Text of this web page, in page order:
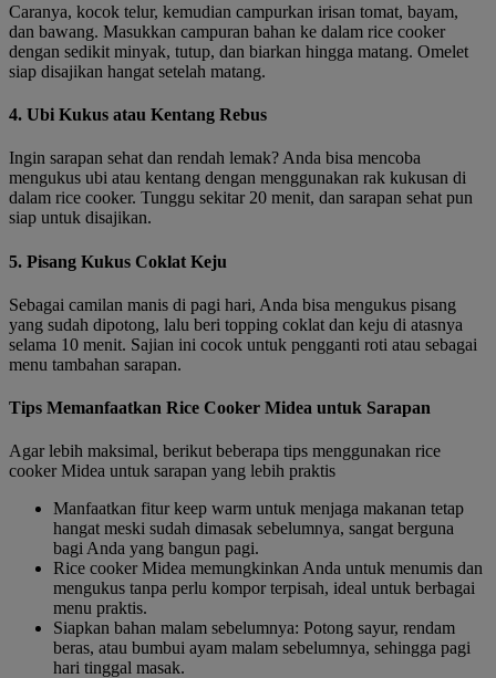
Caranya, kocok telur, kemudian campurkan irisan tomat, bayam,
dan bawang. Masukkan campuran bahan ke dalam rice cooker
dengan sedikit minyak, tutup, dan biarkan hingga matang. Omelet
siap disajikan hangat setelah matang.
4. Ubi Kukus atau Kentang Rebus
Ingin sarapan sehat dan rendah lemak? Anda bisa mencoba
mengukus ubi atau kentang dengan menggunakan rak kukusan di
dalam rice cooker. Tunggu sekitar 20 menit, dan sarapan sehat pun
siap untuk disajikan.
5. Pisang Kukus Coklat Keju
Sebagai camilan manis di pagi hari, Anda bisa mengukus pisang
yang sudah dipotong, lalu beri topping coklat dan keju di atasnya
selama 10 menit. Sajian ini cocok untuk pengganti roti atau sebagai
menu tambahan sarapan.
Tips Memanfaatkan Rice Cooker Midea untuk Sarapan
Agar lebih maksimal, berikut beberapa tips menggunakan rice
cooker Midea untuk sarapan yang lebih praktis
Manfaatkan fitur keep warm untuk menjaga makanan tetap
hangat meski sudah dimasak sebelumnya, sangat berguna
bagi Anda yang bangun pagi.
Rice cooker Midea memungkinkan Anda untuk menumis dan
mengukus tanpa perlu kompor terpisah, ideal untuk berbagai
menu praktis.
Siapkan bahan malam sebelumnya: Potong sayur, rendam
beras, atau bumbui ayam malam sebelumnya, sehingga pagi
hari tinggal masak.